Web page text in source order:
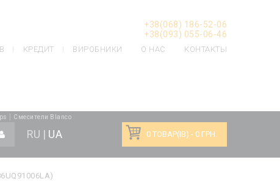
+38(068) 186-52-06
+38(093) 055-06-46
КРЕДИТ ВИРОБНИКИ О НАС КОНТАКТЫ
Смесители Blanco
RU | UA 0 ТОВАР(ІВ) - 0 ГРН.